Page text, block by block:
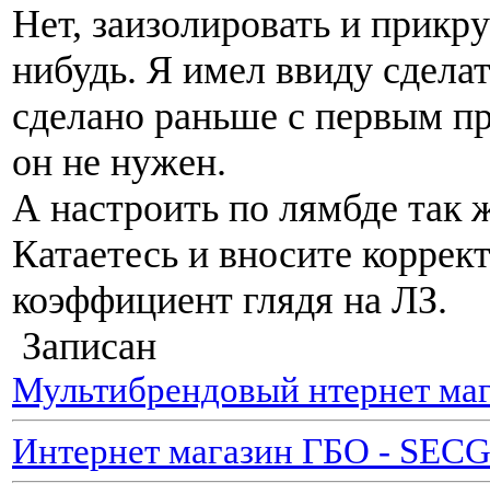
Нет, заизолировать и
нибудь. Я имел ввиду
сделано раньше с первым
он не нужен.
А настроить по лямбде так
Катаетесь и вносите
коэффициент глядя на ЛЗ.
Записан
Мультибрендовый нтернет
Интернет магазин ГБО -